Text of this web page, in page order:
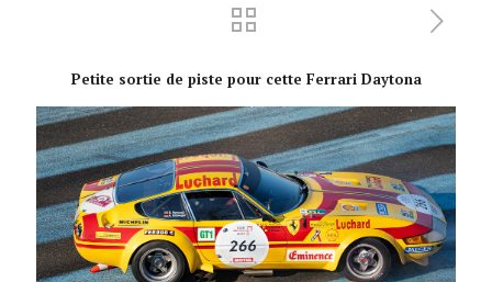
Petite sortie de piste pour cette Ferrari Daytona